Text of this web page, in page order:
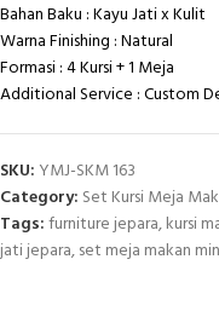
Bahan Baku : Kayu Jati x Kulit
Warna Finishing : Natural
Formasi : 4 Kursi + 1 Meja
Additional Service : Custom
SKU: YMJ-SKM 163
Category: Set Kursi Meja
Tags:furniture jepara,kursi
jati jepara,set meja makan